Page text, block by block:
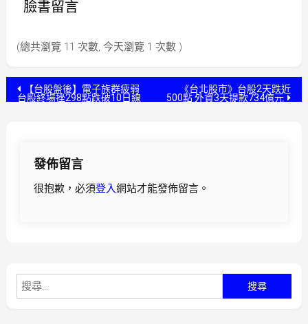
臉書留言
(總共瀏覽 11 次數, 今天瀏覽 1 次數 )
文 【台股盤後】電子族群疲弱
台股終場挫298點跌破10日線
《台北股市》台股2天跌近
500點 外資3天提款734億元
發佈留言
很抱歉，必須登入網站才能發佈留言。
尋